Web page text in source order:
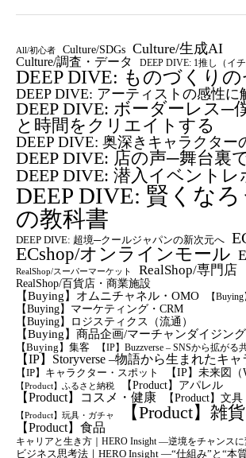
All/初心者 Culture/SDGs Culture/生成AI
Culture/調査・データ DEEP DIVE: 1推し（イチ
DEEP DIVE: ものづくり
DEEP DIVE: アーティストの感性に
DEEP DIVE: ボーダーレス─
と時間をクリエイトする
DEEP DIVE: 奥深きキャラクター
DEEP DIVE: 店の声─舞台裏
DEEP DIVE: 潜入イベントレ
DEEP DIVE: 賢くな
の教科書
DEEP DIVE: 超境─クールジャパンの新次元へ
ECshop/オンラインモール
RealShop/スーパーマーケット RealShop/専門店
RealShop/百貨店・商業施設
【Buying】オムニチャネル・OMO
【
【Buying】マーケティング・CRM
【buying】ロジスティクス（流通）
【Buying】商品企画/マーチャンダイジング
【Buying】集客 【IP】Buzzverse – SNSから拡がる
【IP】Storyverse –物語から生まれたキ
【IP】キャラクター・スポット 【IP】未来図（
【Product】ふるさと納税 【Product】アパレル
【Product】コスメ・健康 【Product】文具
【Product】玩具・ガチャ 【Product】雑
【Product】食品
キャリアと生き方｜HERO Insight —逆境をチャンス
ビジネス思考法｜HERO Insight —“仕組み”と“本